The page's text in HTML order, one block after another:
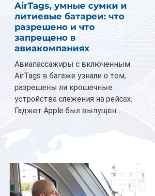
AirTags, умные сумки и
литиевые батареи: что
разрешено и что
запрещено в
авиакомпаниях
Авиапассажиры с включенным
AirTags в багаже узнали о том,
разрешены ли крошечные
устройства слежения на рейсах.
Гаджет Apple был выпущен...